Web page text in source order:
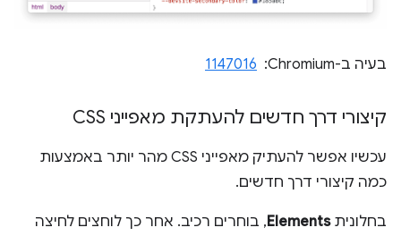
בעיה ב-Chromium: ‏ 1147016
קיצורי דרך חדשים להעתקת מאפייני CSS
עכשיו אפשר להעתיק מאפייני CSS מהר יותר באמצעות
כמה קיצורי דרך חדשים.
בחלוניתElements, בוחרים רכיב. אחר כך לוחצים לחיצה